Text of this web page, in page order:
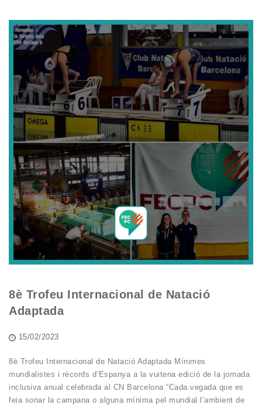
8è Trofeu Internacional de Natació
Adaptada
15/02/2023
8è Trofeu Internacional de Natació Adaptada Mínimes
mundialistes i rècords d’Espanya a la vuitena edició de la jornada
inclusiva anual celebrada al CN Barcelona “Cada vegada que es
feia sonar la campana o alguna mínima pel mundial l’ambient de